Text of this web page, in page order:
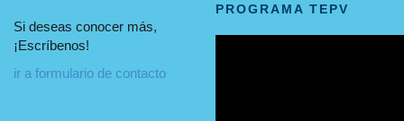
Si deseas conocer más,
¡Escríbenos!
ir a formulario de contacto
PROGRAMA TEPV